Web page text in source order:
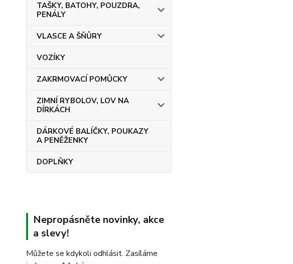
TAŠKY, BATOHY, POUZDRA,
PENÁLY
VLASCE A ŠŇŮRY
VOZÍKY
ZAKRMOVACÍ POMŮCKY
ZIMNÍ RYBOLOV, LOV NA
DÍRKÁCH
DÁRKOVÉ BALÍČKY, POUKAZY
A PENĚŽENKY
DOPLŇKY
Nepropásněte novinky, akce
a slevy!
Můžete se kdykoli odhlásit. Zasíláme